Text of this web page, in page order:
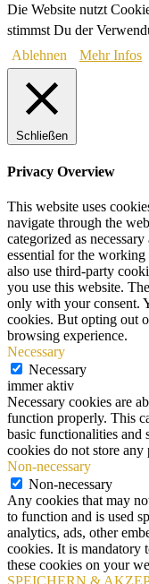
Die Website nutzt
stimmst Du der
Ablehnen
Mehr Infos
Schließen
Privacy Overview
This website uses
navigate through the
categorized as
essential for the
also use third-party
you use this website.
only with your consent.
cookies. But opting out
browsing experience.
Necessary
Necessary
immer aktiv
Necessary cookies are
function properly. This
basic functionalities and
cookies do not store
Non-necessary
Non-necessary
Any cookies that may
to function and is used
analytics, ads, other
cookies. It is mandatory
these cookies on your
SPEICHERN &